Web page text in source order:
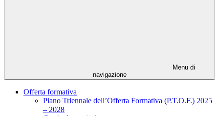
Menu di
navigazione
Offerta formativa
Piano Triennale dell’Offerta Formativa (P.T.O.F.) 2025
– 2028